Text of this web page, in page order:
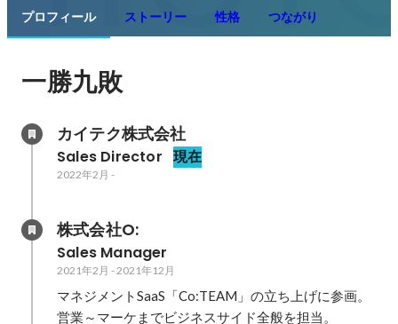
プロフィール ストーリー 性格 つながり
一勝九敗
カイテク株式会社
Sales Director 現在
2022年2月 -
株式会社O:
Sales Manager
2021年2月 -2021年12月
マネジメントSaaS「Co:TEAM」の立ち上げに参画。
営業～マーケまでビジネスサイド全般を担当。